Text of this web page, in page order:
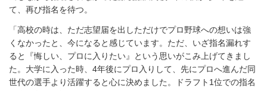
て、再び指名を待つ。
「高校の時は、ただ志望届を出しただけでプロ野球への想いは強
くなかったと、今になると感じています。ただ、いざ指名漏れす
ると『悔しい、プロに入りたい』という思いがこみ上げてきまし
た。大学に入った時、4年後にプロ入りして、先にプロへ進んだ同
世代の選手より活躍すると心に決めました。ドラフト1位での指名